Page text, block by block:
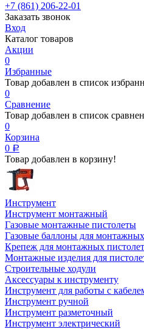
+7 (861) 206-22-01
Заказать звонок
Вход
Каталог товаров
Акции
0
Избранные
Товар добавлен в список
0
Сравнение
Товар добавлен в список
0
Корзина
0 Р
Товар добавлен в корзину!
Инструмент
Инструмент монтажный
Газовые монтажные пистолеты
Газовые баллоны для
Крепеж для монтажных
Монтажные изделия для
Строительные ходули
Аксессуары к инструменту
Инструмент для работы с
Инструмент ручной
Инструмент разметочный
Инструмент электрический